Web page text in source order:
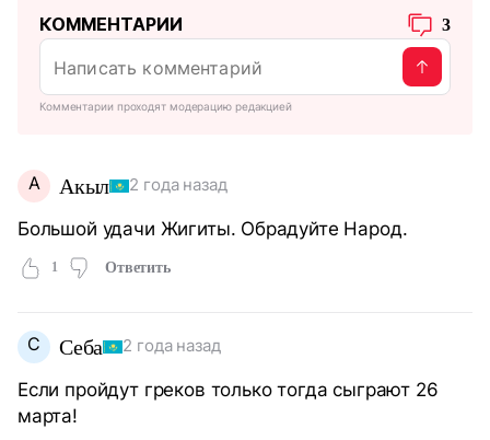
КОММЕНТАРИИ 3
Комментарии проходят модерацию редакцией
А Акыл 2 года назад
Большой удачи Жигиты. Обрадуйте Народ.
1 Ответить
С Себа 2 года назад
Если пройдут греков только тогда сыграют 26
марта!